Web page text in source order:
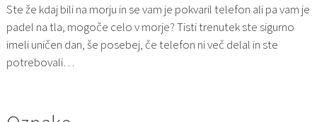
Ste že kdaj bili na morju in se vam je pokvaril telefon ali pa vam je
padel na tla, mogoče celo v morje? Tisti trenutek ste sigurno
imeli uničen dan, še posebej, če telefon ni več delal in ste
potrebovali…